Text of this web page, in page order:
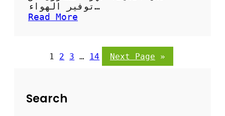
خ
س
توفير الهواء…
Read More
ق
1 2 3 … 14 Next Page »
Search